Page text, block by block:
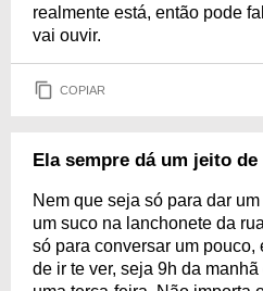
realmente está, então pode
vai ouvir.
COPIAR
Ela sempre dá um jeito
Nem que seja só para dar
um suco na lanchonete da
só para conversar um pouco,
de ir te ver, seja 9h da